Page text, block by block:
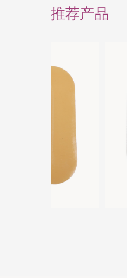
推荐产品
压边